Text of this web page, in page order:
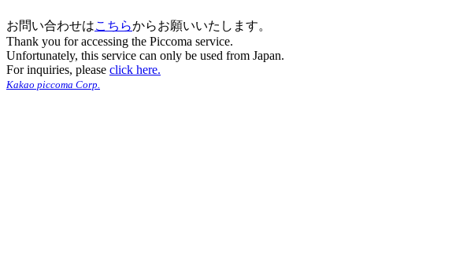
お問い合わせはこちらからお願いいたします。
Thank you for accessing the Piccoma service.
Unfortunately, this service can only be used from Japan.
For inquiries, please click here.
Kakao piccoma Corp.